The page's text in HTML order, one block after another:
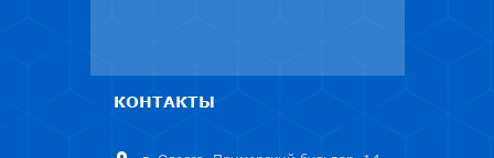
КОНТАКТЫ